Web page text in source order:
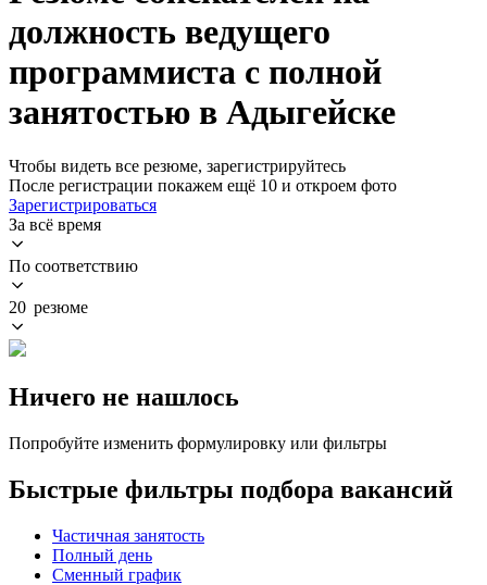
должность ведущего
программиста с полной
занятостью в Адыгейске
Чтобы видеть все резюме, зарегистрируйтесь
После регистрации покажем ещё 10 и откроем фото
Зарегистрироваться
За всё время
По соответствию
20 резюме
Ничего не нашлось
Попробуйте изменить формулировку или фильтры
Быстрые фильтры подбора вакансий
Частичная занятость
Полный день
Сменный график